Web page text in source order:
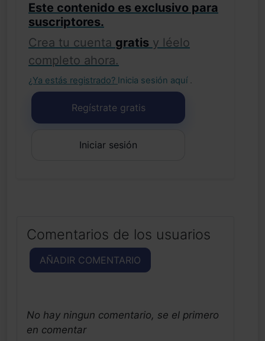
Este contenido es exclusivo para
suscriptores.
Crea tu cuenta gratis y léelo
completo ahora.
¿Ya estás registrado? Inicia sesión aquí .
Regístrate gratis
Iniciar sesión
Comentarios de los usuarios
AÑADIR COMENTARIO
No hay ningun comentario, se el primero
en comentar